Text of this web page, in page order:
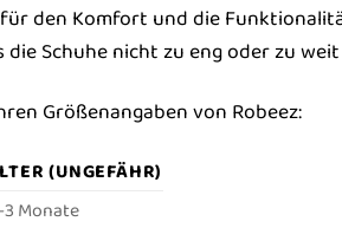
den Komfort und die
Schuhe nicht zu eng oder zu
Größenangaben von Robeez:
(UNGEFÄHR)
Monate